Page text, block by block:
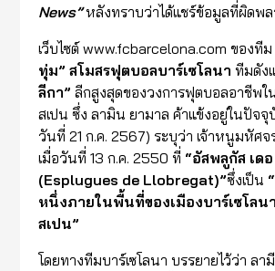
News”หลังทราบว่าได้แชร์ข้อมูลที่ผิดพล
เว็บไซต์ www.fcbarcelona.com ของทีม
ทุ่ม” สโมสรฟุตบอลบาร์เซโลนา ทีมดัง
ลีกา” ลีกสูงสุดของวงการฟุตบอลอาชีพใ
สเปน ซึ่ง ลามิน ยามาล ค้าแข้งอยู่ในปัจ
วันที่ 21 ก.ค. 2567) ระบุว่า เจ้าหนูมหัศจ
เมื่อวันที่ 13 ก.ค. 2550 ที่ “อัสพลูกัส เด
(Esplugues de Llobregat)”ซึ่งเป็น “
หนึ่งภายในพื้นที่ของเมืองบาร์เซโลน
สเปน”
โดยทางทีมบาร์เซโลนา บรรยายไว้ว่า ลา